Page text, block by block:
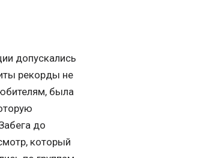
допускались
рекорды не
была
до
который